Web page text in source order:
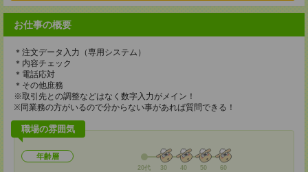
お仕事の概要
＊注文データ入力（専用システム）
＊内容チェック
＊電話応対
＊その他庶務
※取引先との調整などはなく数字入力がメイン！
※同業務の方がいるので分からない事があれば質問できる！
職場の雰囲気
年齢層
20代 30 40 50 60